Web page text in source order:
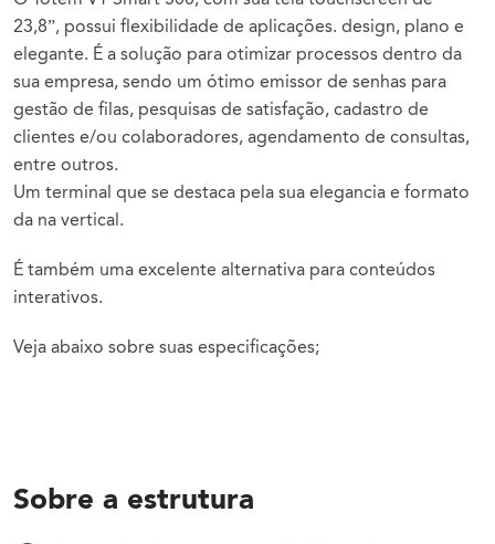
23,8”, possui flexibilidade de aplicações. design, plano e
elegante. É a solução para otimizar processos dentro da
sua empresa, sendo um ótimo emissor de senhas para
gestão de filas, pesquisas de satisfação, cadastro de
clientes e/ou colaboradores, agendamento de consultas,
entre outros.
Um terminal que se destaca pela sua elegancia e formato
da na vertical.
É também uma excelente alternativa para conteúdos
interativos.
Veja abaixo sobre suas especificações;
Sobre a estrutura